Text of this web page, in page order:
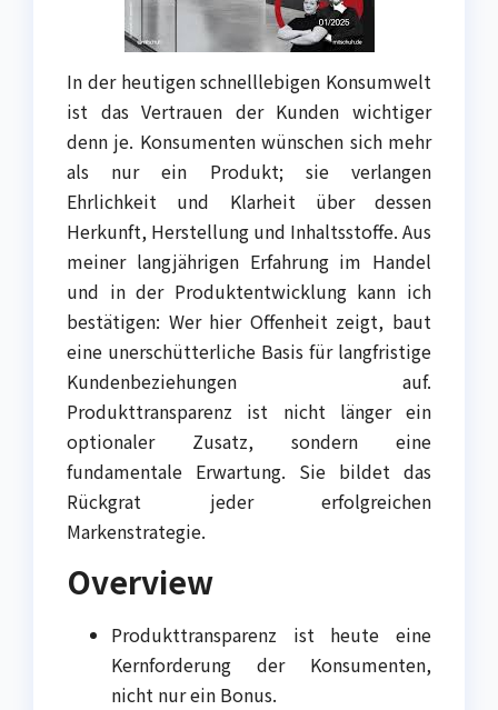
In der heutigen schnelllebigen Konsumwelt
ist das Vertrauen der Kunden wichtiger
denn je. Konsumenten wünschen sich mehr
als nur ein Produkt; sie verlangen
Ehrlichkeit und Klarheit über dessen
Herkunft, Herstellung und Inhaltsstoffe. Aus
meiner langjährigen Erfahrung im Handel
und in der Produktentwicklung kann ich
bestätigen: Wer hier Offenheit zeigt, baut
eine unerschütterliche Basis für langfristige
Kundenbeziehungen auf.
Produkttransparenz ist nicht länger ein
optionaler Zusatz, sondern eine
fundamentale Erwartung. Sie bildet das
Rückgrat jeder erfolgreichen
Markenstrategie.
Overview
Produkttransparenz ist heute eine
Kernforderung der Konsumenten,
nicht nur ein Bonus.